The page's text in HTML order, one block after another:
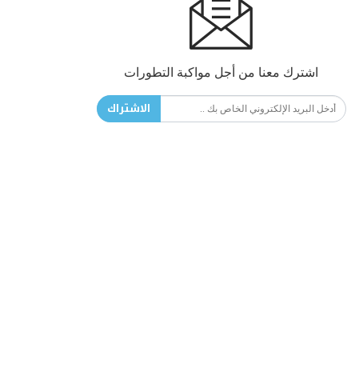
اشترك معنا من أجل مواكبة التطورات
الاشتراك